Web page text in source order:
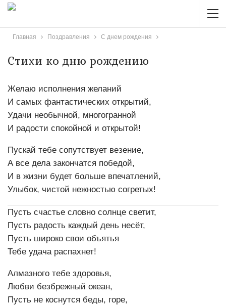
Главная Поздравления С днем рождения
Стихи ко дню рождению
Желаю исполнения желаний
И самых фантастических открытий,
Удачи необычной, многогранной
И радости спокойной и открытой!
Пускай тебе сопутствует везение,
А все дела закончатся победой,
И в жизни будет больше впечатлений,
Улыбок, чистой нежностью согретых!
Пусть счастье словно солнце светит,
Пусть радость каждый день несёт,
Пусть широко свои объятья
Тебе удача распахнет!
Алмазного тебе здоровья,
Любви безбрежный океан,
Пусть не коснутся беды, горе,